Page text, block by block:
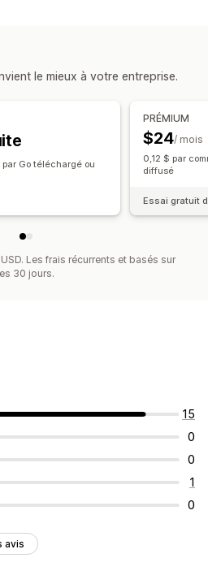
illimités
le mieux à votre entreprise.
Go téléchargé ou
PRÉMIUM
$24/ mois
0,12 $ par
diffusé
Essai gratuit
Les frais récurrents et basés sur
30 jours.
15
0
0
1
0
avis